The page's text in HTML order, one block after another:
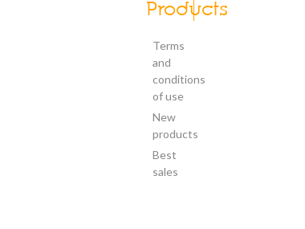
Products
Terms
and
conditions
of use
New
products
Best
sales